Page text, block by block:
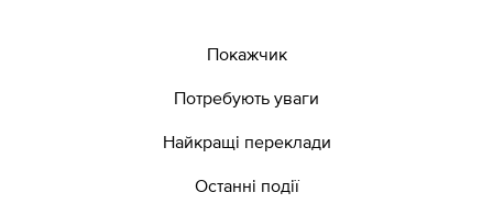
Покажчик
Потребують уваги
Найкращі переклади
Останні події